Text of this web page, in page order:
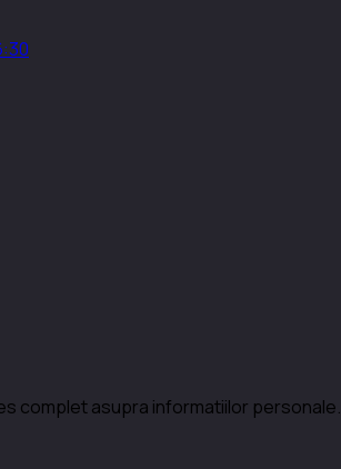
complet asupra informatiilor personale.